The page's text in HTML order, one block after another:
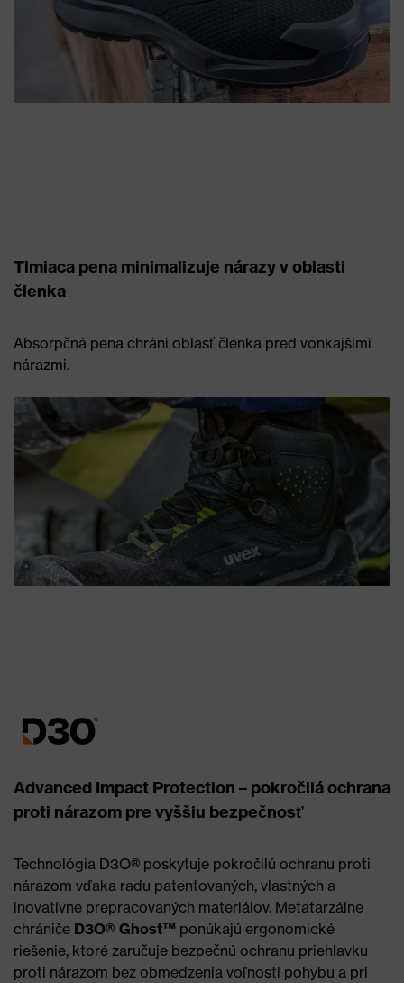
Tlmiaca pena minimalizuje nárazy v oblasti
členka
Absorpčná pena chráni oblasť členka pred vonkajšími
nárazmi.
Advanced Impact Protection – pokročilá ochrana
proti nárazom pre vyššiu bezpečnosť
Technológia D3O® poskytuje pokročilú ochranu proti
nárazom vďaka radu patentovaných, vlastných a
inovatívne prepracovaných materiálov. Metatarzálne
chrániče D3O® Ghost™ ponúkajú ergonomické
riešenie, ktoré zaručuje bezpečnú ochranu priehlavku
proti nárazom bez obmedzenia voľnosti pohybu a pri